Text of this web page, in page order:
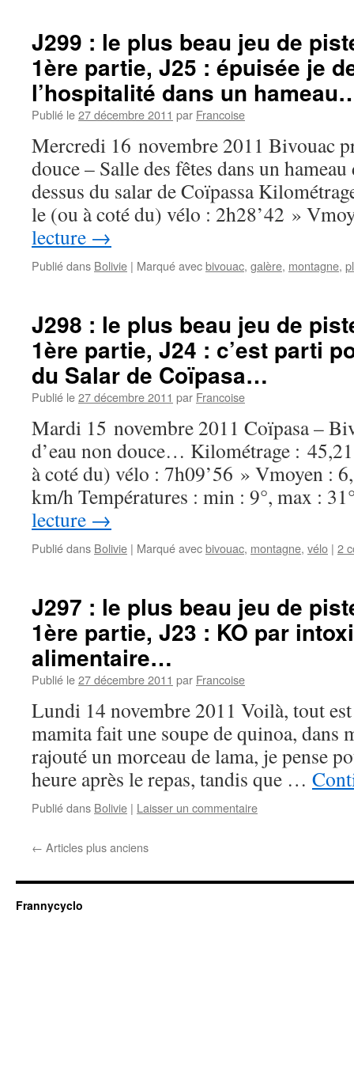
J299 : le plus beau jeu de
1ère partie, J25 : épuisée je
l’hospitalité dans un
Publié le27 décembre 2011 par Francoise
Mercredi 16 novembre 2011 Bivouac
douce – Salle des fêtes dans un
dessus du salar de Coïpassa
le (ou à coté du) vélo : 2h28’42 »
lecture →
Publié dans Bolivie | Marqué avecbivouac, galère, montagne,
J298 : le plus beau jeu de
1ère partie, J24 : c’est parti
du Salar de Coïpasa…
Publié le27 décembre 2011 par Francoise
Mardi 15 novembre 2011 Coïpasa –
d’eau non douce… Kilométrage :
à coté du) vélo : 7h09’56 » Vmoyen :
km/h Températures : min : 9°, max :
lecture →
Publié dans Bolivie | Marqué avecbivouac, montagne, vélo | 2
J297 : le plus beau jeu de
1ère partie, J23 : KO par
alimentaire…
Publié le27 décembre 2011 par Francoise
Lundi 14 novembre 2011 Voilà, tout
mamita fait une soupe de quinoa, dans
rajouté un morceau de lama, je pense
heure après le repas, tandis que …
Publié dans Bolivie | Laisser un commentaire
← Articles plus anciens
Frannycyclo